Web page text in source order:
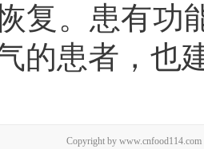
复。患有功
的患者，也
Copyright by